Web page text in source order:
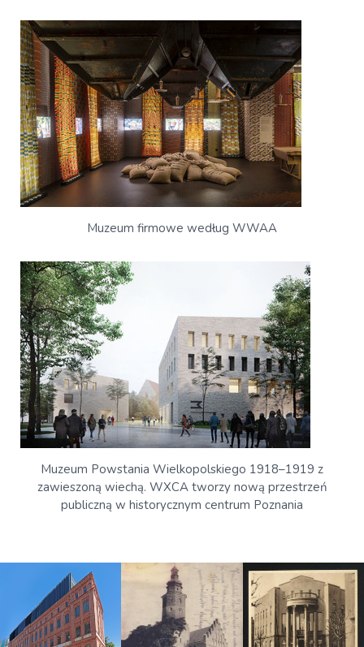
Muzeum firmowe według WWAA
Muzeum Powstania Wielkopolskiego 1918–1919 z
zawieszoną wiechą. WXCA tworzy nową przestrzeń
publiczną w historycznym centrum Poznania